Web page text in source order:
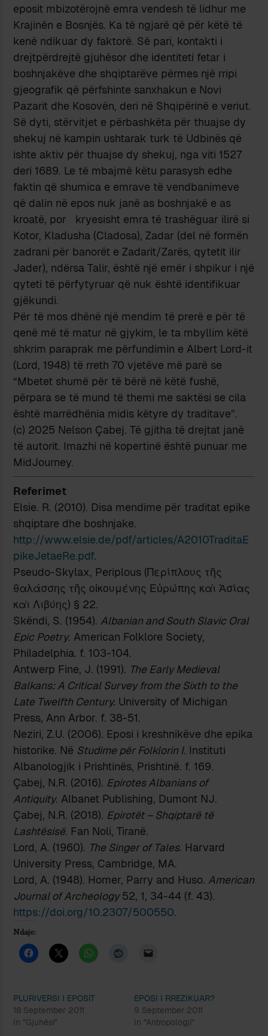
eposit mbizotërojnë emra vendesh të lidhur me
Krajinën e Bosnjës. Ka të ngjarë që për këtë të
kenë ndikuar dy faktorë. Së pari, kontakti i
drejtpërdrejtë gjuhësor dhe identiteti fetar i
boshnjakëve dhe shqiptarëve përmes një rripi
gjeografik që përfshinte sanxhakun e Novi
Pazarit dhe Kosovën, deri në Shqipërinë e veriut.
Së dyti, stërvitjet e përbashkëta për thuajse dy
shekuj në kampin ushtarak turk të Udbinës që
ishte aktiv për thuajse dy shekuj, nga viti 1527
deri 1689. Le të mbajmë këtu parasysh edhe
faktin që shumica e emrave të vendbanimeve
që dalin në epos nuk janë as boshnjakë e as
kroatë, por kryesisht emra të trashëguar ilirë si
Kotor, Kladusha (Cladosa), Zadar (del në formën
zadrani për banorët e Zadarit/Zarës, qytetit ilir
Jader), ndërsa Talir, është një emër i shpikur i një
qyteti të përfytyruar që nuk është identifikuar
gjëkundi.
Për të mos dhënë një mendim të prerë e për të
qenë më të matur në gjykim, le ta mbyllim këtë
shkrim paraprak me përfundimin e Albert Lord-it
(Lord, 1948) të rreth 70 vjetëve më parë se
“Mbetet shumë për të bërë në këtë fushë,
përpara se të mund të themi me saktësi se cila
është marrëdhënia midis këtyre dy traditave”.
(c) 2025 Nelson Çabej. Të gjitha të drejtat janë
të autorit. Imazhi në kopertinë është punuar me
MidJourney.
Referimet
Elsie. R. (2010). Disa mendime për traditat epike
shqiptare dhe boshnjake.
http://www.elsie.de/pdf/articles/A2010TraditaE
pikeJetaeRe.pdf.
Pseudo-Skylax, Periplous (Περίπλους τῆς
θαλάσσης τῆς οἰκουμένης Εὐρώπης καὶ Ἀσίας
καὶ Λιβύης) § 22.
Skëndi, S. (1954). Albanian and South Slavic Oral
Epic Poetry. American Folklore Society,
Philadelphia. f. 103-104.
Antwerp Fine, J. (1991). The Early Medieval
Balkans: A Critical Survey from the Sixth to the
Late Twelfth Century. University of Michigan
Press, Ann Arbor. f. 38-51.
Neziri, Z.U. (2006). Eposi i kreshnikëve dhe epika
historike. Në Studime për Folklorin I. Instituti
Albanologjik i Prishtinës, Prishtinë. f. 169.
Çabej, N.R. (2016). Epirotes Albanians of
Antiquity. Albanet Publishing, Dumont NJ.
Çabej, N.R. (2018). Epirotët – Shqiptarë të
Lashtësisë. Fan Noli, Tiranë.
Lord, A. (1960). The Singer of Tales. Harvard
University Press, Cambridge, MA.
Lord, A. (1948). Homer, Parry and Huso. American
Journal of Archeology52, 1, 34-44 (f. 43).
https://doi.org/10.2307/500550.
Ndaje:
PLURIVERSI I EPOSIT
18 September 2011
In "Gjuhësi"
EPOSI I RREZIKUAR?
9 September 2011
In "Antropologji"